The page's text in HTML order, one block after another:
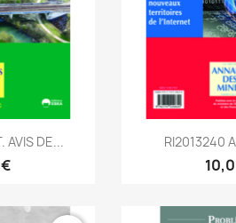
AVIS DE... 
RI2013240